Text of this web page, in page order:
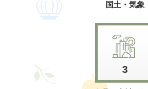
国土・気象
3